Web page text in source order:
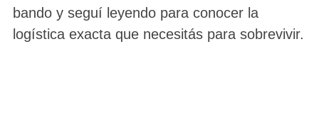
bando y seguí leyendo para conocer la
logística exacta que necesitás para sobrevivir.